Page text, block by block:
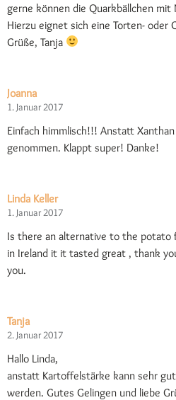
gerne können die Quarkbällchen
Hierzu eignet sich eine Torten- oder
Grüße, Tanja
Joanna
1. Januar 2017
Einfach himmlisch!!! Anstatt
genommen. Klappt super! Danke!
Linda Keller
1. Januar 2017
Is there an alternative to the potato
in Ireland it it tasted great , thank
you.
Tanja
2. Januar 2017
Hallo Linda,
anstatt Kartoffelstärke kann sehr
werden. Gutes Gelingen und liebe